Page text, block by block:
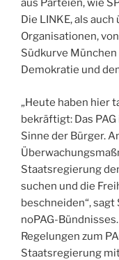
aus Parteien, wie
Die LINKE, als
Organisationen,
Südkurve München
Demokratie und
„Heute haben hier
bekräftigt: Das
Sinne der Bürger.
Staatsregierung
suchen und die
beschneiden“,
noPAG-
Regelungen zum
Staatsregierung